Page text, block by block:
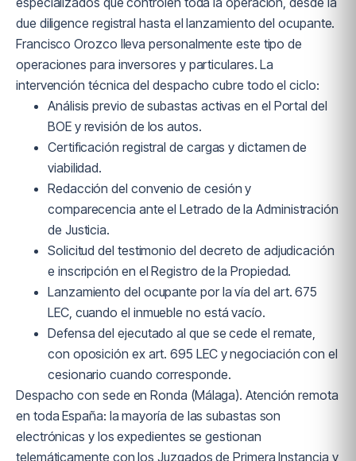
due diligence registral hasta el lanzamiento del ocupante.
Francisco Orozco lleva personalmente este tipo de
operaciones para inversores y particulares. La
intervención técnica del despacho cubre todo el ciclo:
Análisis previo de subastas activas en el Portal del
BOE y revisión de los autos.
Certificación registral de cargas y dictamen de
viabilidad.
Redacción del convenio de cesión y
comparecencia ante el Letrado de la Administración
de Justicia.
Solicitud del testimonio del decreto de adjudicación
e inscripción en el Registro de la Propiedad.
Lanzamiento del ocupante por la vía del art. 675
LEC, cuando el inmueble no está vacío.
Defensa del ejecutado al que se cede el remate,
con oposición ex art. 695 LEC y negociación con el
cesionario cuando corresponde.
Despacho con sede en Ronda (Málaga). Atención remota
en toda España: la mayoría de las subastas son
electrónicas y los expedientes se gestionan
telemáticamente con los Juzgados de Primera Instancia y